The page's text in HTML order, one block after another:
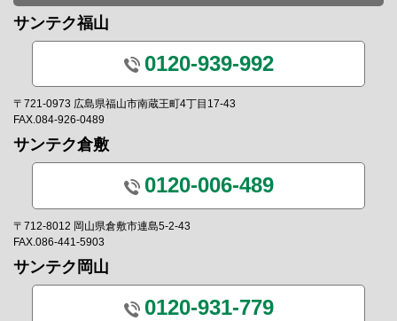
サンテク福山
0120-939-992
〒721-0973 広島県福山市南蔵王町4丁目17-43
FAX.084-926-0489
サンテク倉敷
0120-006-489
〒712-8012 岡山県倉敷市連島5-2-43
FAX.086-441-5903
サンテク岡山
0120-931-779